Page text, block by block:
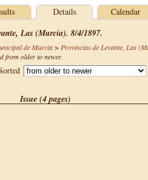
Details Calendar
Las (Murcia). 8/4/1897.
de Murcia> Provincias de Levante, Las
from older to newer.
Issue (4 pages)